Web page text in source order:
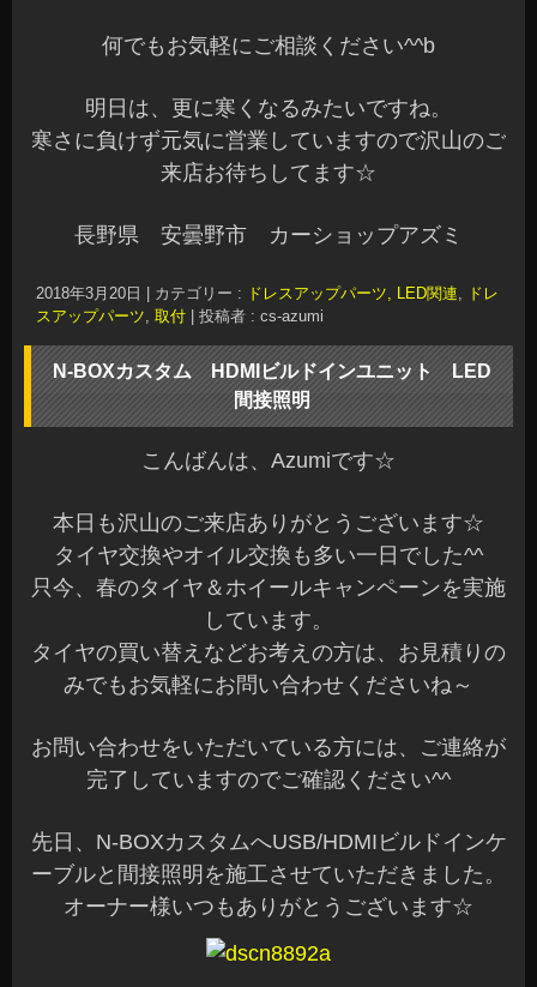
何でもお気軽にご相談ください^^b
明日は、更に寒くなるみたいですね。
寒さに負けず元気に営業していますので沢山のご
来店お待ちしてます☆
長野県 安曇野市 カーショップアズミ
2018年3月20日 カテゴリー : ドレスアップパーツ, LED関連, ドレ
スアップパーツ, 取付 投稿者 : cs-azumi
N-BOXカスタム HDMIビルドインユニット LED
間接照明
こんばんは、Azumiです☆
本日も沢山のご来店ありがとうございます☆
タイヤ交換やオイル交換も多い一日でした^^
只今、春のタイヤ＆ホイールキャンペーンを実施
しています。
タイヤの買い替えなどお考えの方は、お見積りの
みでもお気軽にお問い合わせくださいね～
お問い合わせをいただいている方には、ご連絡が
完了していますのでご確認ください^^
先日、N-BOXカスタムへUSB/HDMIビルドインケ
ーブルと間接照明を施工させていただきました。
オーナー様いつもありがとうございます☆